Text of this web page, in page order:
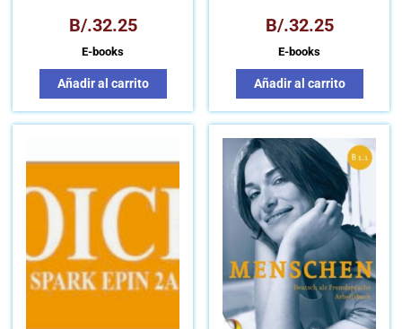
B/.32.25
E-books
Añadir al carrito
B/.32.25
E-books
Añadir al carrito